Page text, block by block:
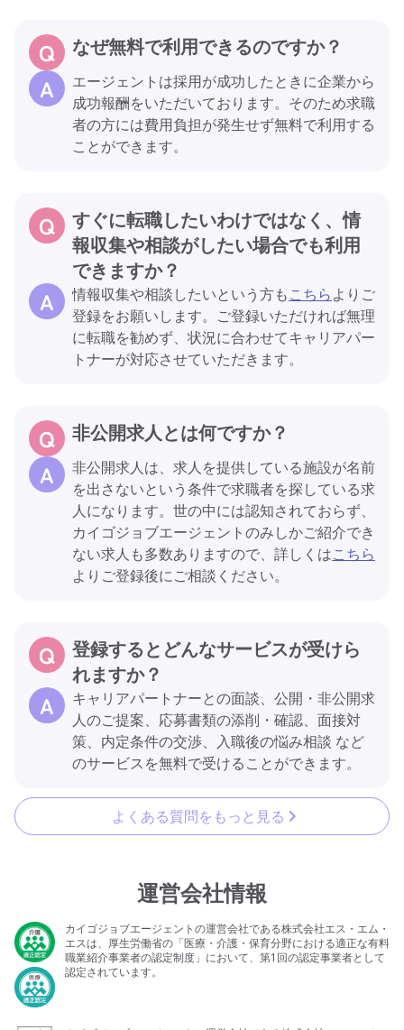
なぜ無料で利用できるのですか？
エージェントは採用が成功したときに企業から
成功報酬をいただいております。そのため求職
者の方には費用負担が発生せず無料で利用する
ことができます。
すぐに転職したいわけではなく、情
報収集や相談がしたい場合でも利用
できますか？
情報収集や相談したいという方もこちらよりご
登録をお願いします。ご登録いただければ無理
に転職を勧めず、状況に合わせてキャリアパー
トナーが対応させていただきます。
非公開求人とは何ですか？
非公開求人は、求人を提供している施設が名前
を出さないという条件で求職者を探している求
人になります。世の中には認知されておらず、
カイゴジョブエージェントのみしかご紹介でき
ない求人も多数ありますので、詳しくはこちら
よりご登録後にご相談ください。
登録するとどんなサービスが受けら
れますか？
キャリアパートナーとの面談、公開・非公開求
人のご提案、応募書類の添削・確認、面接対
策、内定条件の交渉、入職後の悩み相談 など
のサービスを無料で受けることができます。
よくある質問をもっと見る
運営会社情報
カイゴジョブエージェントの運営会社である株式会社エス・エム・
エスは、厚生労働省の「医療・介護・保育分野における適正な有料
職業紹介事業者の認定制度」において、第1回の認定事業者として
認定されています。